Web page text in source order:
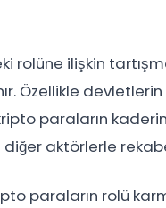
rolüne ilişkin
Özellikle
paraların
aktörlerle
paraların rolü